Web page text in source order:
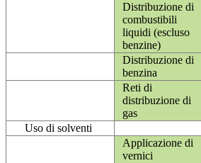
Distribuzione di
combustibili
liquidi (escluso
benzine)
Distribuzione di
benzina
Reti di
distribuzione di
gas
Uso di solventi
Applicazione di
vernici